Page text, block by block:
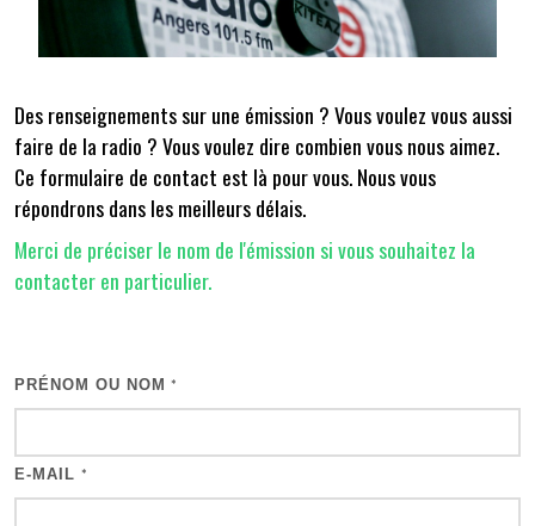
Des renseignements sur une émission ? Vous voulez vous aussi
faire de la radio ? Vous voulez dire combien vous nous aimez.
Ce formulaire de contact est là pour vous. Nous vous
répondrons dans les meilleurs délais.
Merci de préciser le nom de l'émission si vous souhaitez la
contacter en particulier.
PRÉNOM OU NOM *
E-MAIL *